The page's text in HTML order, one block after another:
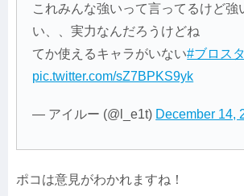
これみんな強いって言ってるけど強
い、、実力なんだろうけどね
てか使えるキャラがいない#ブロスタ
pic.twitter.com/sZ7BPKS9yk
— アイルー (@l_e1t) December 14,
ポコは意見がわかれますね！